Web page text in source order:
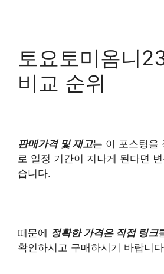
토요토미옴니
비교 순위
판매가격 및 재고는 이 포스팅을
로 일정 기간이 지나게 된다면
습니다.
때문에 정확한 가격은 직접 링크
확인하시고 구매하시기 바랍니